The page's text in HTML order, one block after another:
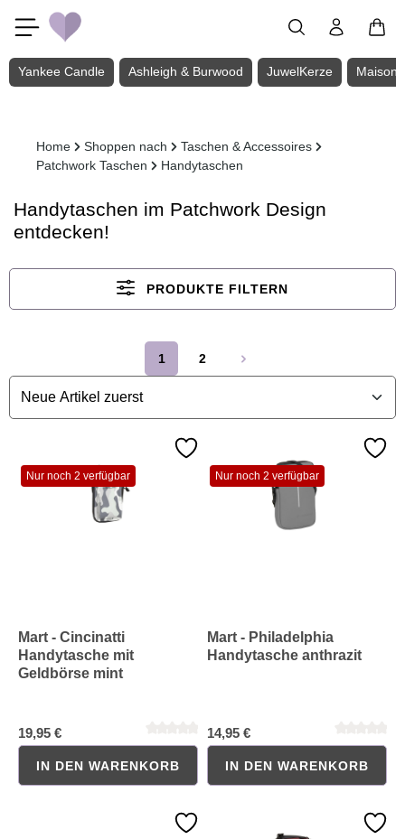
Zum Hauptinhalt springen
Yankee Candle Ashleigh & Burwood JuwelKerze Maison
Home Shoppen nach
Taschen & Accessoires
Patchwork Taschen
Handytaschen
Handytaschen im Patchwork Design
entdecken!
PRODUKTE FILTERN
Seite
1
Seite
2
Nur noch 2 verfügbar
Mart - Cincinatti
Handytasche mit
Geldbörse mint
19,95 €
Durchschnittliche Bewertung von 0 von 5 Sternen
IN DEN WARENKORB
Nur noch 2 verfügbar
Mart - Philadelphia
Handytasche anthrazit
14,95 €
Durchschnittliche Bewertung
IN DEN WARENKORB